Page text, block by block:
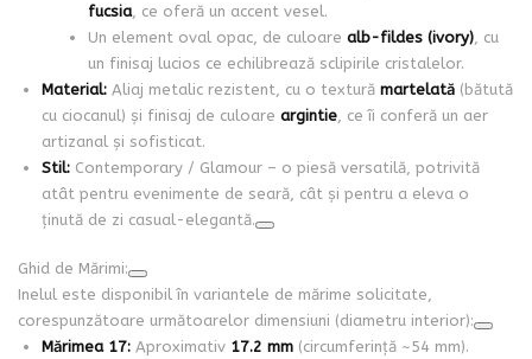
fucsia, ce oferă un accent vesel.
Un element oval opac, de culoare alb-fildes (ivory), cu
un finisaj lucios ce echilibrează sclipirile cristalelor.
Material:Aliaj metalic rezistent, cu o textură martelată(bătută
cu ciocanul) și finisaj de culoare argintie, ce îi conferă un aer
artizanal și sofisticat.
Stil:Contemporary / Glamour – o piesă versatilă, potrivită
atât pentru evenimente de seară, cât și pentru a eleva o
ținută de zi casual-elegantă.
Ghid de Mărimi:
Inelul este disponibil în variantele de mărime solicitate,
corespunzătoare următoarelor dimensiuni (diametru interior):
Mărimea 17:Aproximativ 17.2 mm(circumferință ~54 mm).